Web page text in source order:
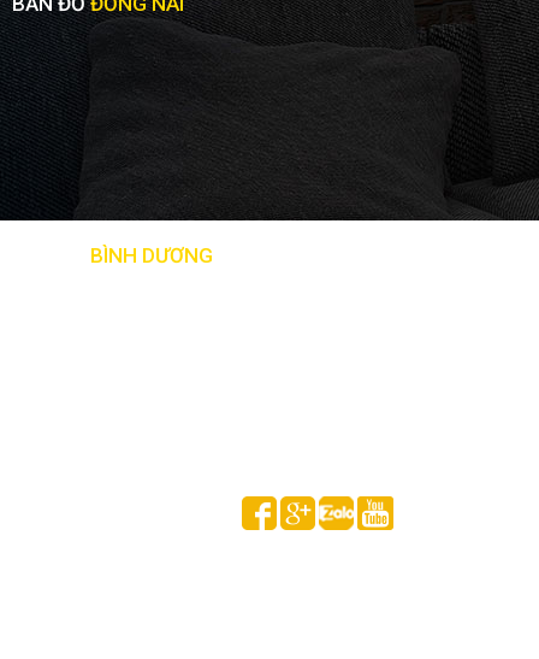
BÌNH DƯƠNG